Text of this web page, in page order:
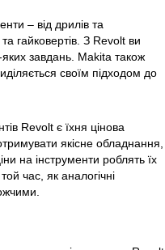
– від дрилів та
гайковертів. З Revolt ви
завдань. Makita також
своїм підходом до
Revolt є їхня цінова
якісне обладнання,
на інструменти роблять їх
час, як аналогічні